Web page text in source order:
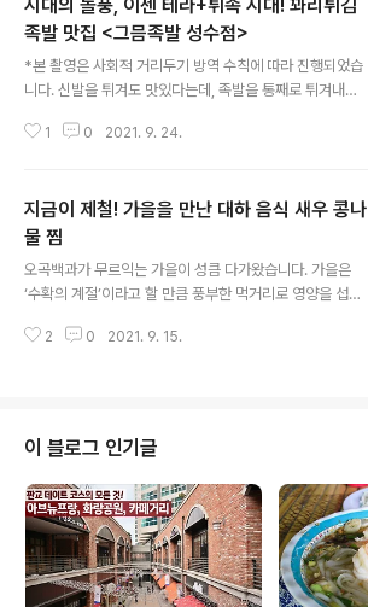
시대의 돌풍, 이젠 테라+튀족 시대! 꽈리튀김
족발 맛집 <그믐족발 성수점>
*본 촬영은 사회적 거리두기 방역 수칙에 따라 진행되었습
니다. 신발을 튀겨도 맛있다는데, 족발을 통째로 튀겨내면
라와도 환상적인 케미를 보여주는 꽈리튀김족발 맛집 을
깔끔한 블랙 벽돌이 인상적인 매장 외관입니다. 족발집에
걸맞게 매장 곳곳에는 돼지 일러스트, 관련 문구들이 눈에
보이는데요. 따사로운 채광와 블랙&우드의 조합으로 편안
한 매장 분위기가 매력적인 공간입니다. 테라 생맥주 맛집
답게 곳곳에 테라 굿즈들도 눈에 띄네요. 튀김과 어울리는
맥주는? 리얼탄산 100%로 오래 지속되는 탄산이 매력적
1 0 2021. 9. 24.
지금이 제철! 가을을 만난 대하 음식 새우 콩나
물 찜
오곡백과가 무르익는 가을이 성큼 다가왔습니다. 가을은
‘수확의 계절’이라고 할 만큼 풍부한 먹거리로 영양을 섭취
에서도 새우는 많은 사랑을 받고 있는데요. 오늘은 가을 제
활용해 만드는 새우 콩나물 찜 레시피 대하 새우 10개, 미
더덕 100g, 깐 새우 5마리, 양파 1개(120g), 홍고추 1개,
청양고추 1개, 대파 1대, 찜용 콩나물 500g, 미나리 100g
고춧가루 3큰술, 고추장 1큰술, 다진 마늘 수북하게 1큰술,
양조간장 1큰술, 조선간장 ½큰술, 굴소스 1큰술, 진로 2
큰..
2 0 2021. 9. 15.
이 블로그 인기글